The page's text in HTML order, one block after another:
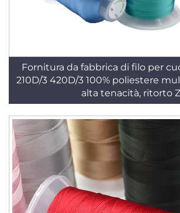
Fornitura da fabbrica di filo per
210D/3 420D/3 100% poliestere
alta tenacità, ritorto Z